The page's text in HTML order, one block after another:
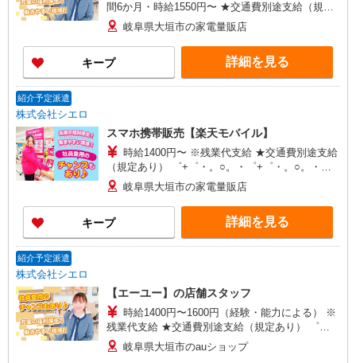
間6か月・時給1550円〜 ★交通費別途支給（規定
あり） ゜+゜・。○。・゜+゜・。○。・゜+゜ 入
社祝い金10万円支給(規定有) お友達を紹介頂くと,
インセンティブ支給(規定有) ゜・。○。・゜
+゜・。○。・゜+゜
岐阜県大垣市の家電量販店
キープ 詳細を見る
紹介予定派遣
株式会社シエロ
スマホ携帯販売【楽天モバイル】
時給1400円〜 ※残業代支給 ★交通費別途支給
（規定あり） ゜+゜・。○。・゜+゜・。○。・゜
+゜ 入社祝い金10万円支給(規定有) お友達を紹介
頂くと, インセンティブ支給(規定有) ★月2回払
い・週払い可能（規程有）★ ゜・。○。・゜
+゜・。○。・゜+゜
岐阜県大垣市の家電量販店
キープ 詳細を見る
紹介予定派遣
株式会社シエロ
【エーユー】の店舗スタッフ
時給1400円〜1600円（経験・能力による） ※
残業代支給 ★交通費別途支給（規定あり） ゜
+゜・。○。・゜+゜・。○。・゜+゜ 入社祝い金10
万円支給(規定有) お友達を紹介頂くと, インセンテ
岐阜県大垣市のauショップ